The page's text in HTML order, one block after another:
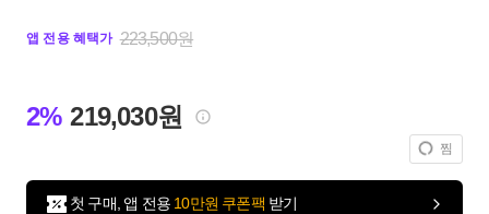
앱 전용 혜택가 223,500원
2% 219,030원
찜
첫 구매, 앱 전용 10만원 쿠폰팩 받기